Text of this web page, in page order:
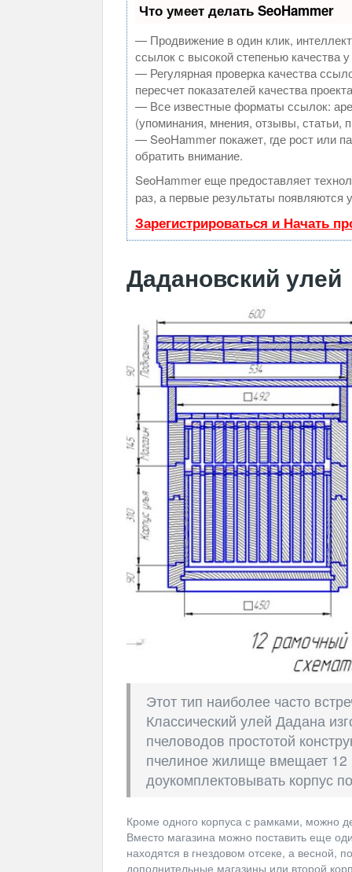
Что умеет делать SeoHammer
— Продвижение в один клик,
ссылок с высокой степенью качества
— Регулярная проверка качества
пересчет показателей качества
— Все известные форматы ссылок:
(упоминания, мнения, отзывы, статьи,
— SeoHammer покажет, где рост или
обратить внимание.
SeoHammer еще предоставляет
раз, а первые результаты появляются
Зарегистрироваться и Начать
Дадановский улей
Этот тип наиболее часто
Классический улей Дадана
пчеловодов простотой
пчелиное жилище вмещает 12
доукомплектовывать корпус
Кроме одного корпуса с рамками, можно
Вместо магазина можно поставить еще
находятся в гнездовом отсеке, а весной,
дополнительные магазины или второй